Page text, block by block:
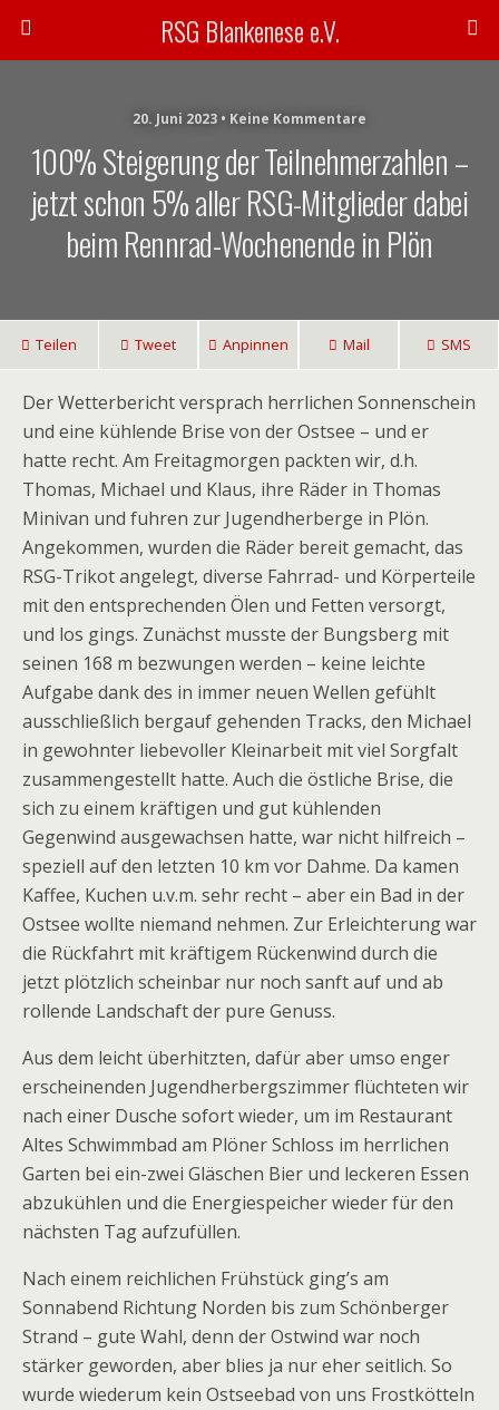
RSG Blankenese e.V.
20. Juni 2023 • Keine Kommentare
100% Steigerung der Teilnehmerzahlen –
jetzt schon 5% aller RSG-Mitglieder dabei
beim Rennrad-Wochenende in Plön
Teilen Tweet Anpinnen Mail SMS
Der Wetterbericht versprach herrlichen Sonnenschein
und eine kühlende Brise von der Ostsee – und er
hatte recht. Am Freitagmorgen packten wir, d.h.
Thomas, Michael und Klaus, ihre Räder in Thomas
Minivan und fuhren zur Jugendherberge in Plön.
Angekommen, wurden die Räder bereit gemacht, das
RSG-Trikot angelegt, diverse Fahrrad- und Körperteile
mit den entsprechenden Ölen und Fetten versorgt,
und los gings. Zunächst musste der Bungsberg mit
seinen 168 m bezwungen werden – keine leichte
Aufgabe dank des in immer neuen Wellen gefühlt
ausschließlich bergauf gehenden Tracks, den Michael
in gewohnter liebevoller Kleinarbeit mit viel Sorgfalt
zusammengestellt hatte. Auch die östliche Brise, die
sich zu einem kräftigen und gut kühlenden
Gegenwind ausgewachsen hatte, war nicht hilfreich –
speziell auf den letzten 10 km vor Dahme. Da kamen
Kaffee, Kuchen u.v.m. sehr recht – aber ein Bad in der
Ostsee wollte niemand nehmen. Zur Erleichterung war
die Rückfahrt mit kräftigem Rückenwind durch die
jetzt plötzlich scheinbar nur noch sanft auf und ab
rollende Landschaft der pure Genuss.
Aus dem leicht überhitzten, dafür aber umso enger
erscheinenden Jugendherbergszimmer flüchteten wir
nach einer Dusche sofort wieder, um im Restaurant
Altes Schwimmbad am Plöner Schloss im herrlichen
Garten bei ein-zwei Gläschen Bier und leckeren Essen
abzukühlen und die Energiespeicher wieder für den
nächsten Tag aufzufüllen.
Nach einem reichlichen Frühstück ging’s am
Sonnabend Richtung Norden bis zum Schönberger
Strand – gute Wahl, denn der Ostwind war noch
stärker geworden, aber blies ja nur eher seitlich. So
wurde wiederum kein Ostseebad von uns Frostkötteln